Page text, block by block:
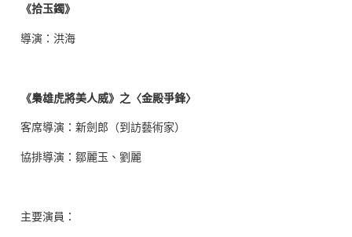
《拾玉鐲》
導演：洪海
《梟雄虎將美人威》之〈金殿爭鋒〉
客席導演：新劍郎（到訪藝術家）
協排導演：鄒麗玉、劉麗
主要演員：